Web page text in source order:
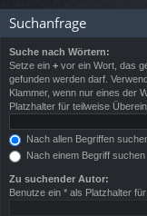
ug
rif
f
Suchanfrage
Suche nach Wörtern:
Setze ein + vor ein Wort, das
gefunden werden darf.
Klammer, wenn nur eines der
Platzhalter für teilweise
Nach allen Begriffen
Nach einem Begriff suchen
Zu suchender Autor:
Benutze ein * als Platzhalter